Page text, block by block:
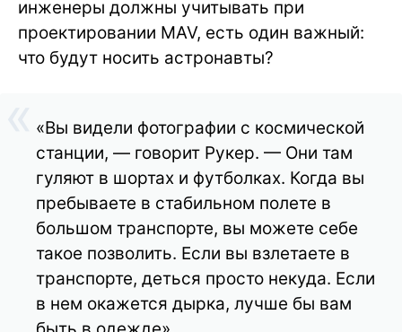
инженеры должны учитывать при
проектировании MAV, есть один важный:
что будут носить астронавты?
«Вы видели фотографии с космической
станции, — говорит Рукер. — Они там
гуляют в шортах и футболках. Когда вы
пребываете в стабильном полете в
большом транспорте, вы можете себе
такое позволить. Если вы взлетаете в
транспорте, деться просто некуда. Если
в нем окажется дырка, лучше бы вам